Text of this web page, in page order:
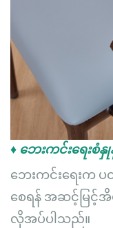
♦ ဘေးကင်းရေးစံ
ဘေးကင်းရေးက ပ
စေရန် အဆင့်မြင့်အိ
လိုအပ်ပါသည်။